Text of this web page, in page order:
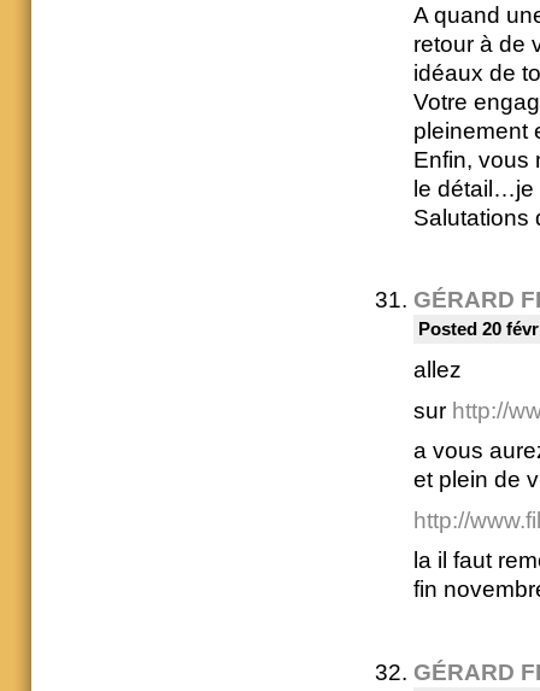
A quand
retour à de
idéaux de
Votre
pleinement
Enfin, vous
le détail…je
Salutations
GÉRARD
Posted 20
allez
sur http://
a vous
et plein de
http://
la il faut
fin
GÉRARD